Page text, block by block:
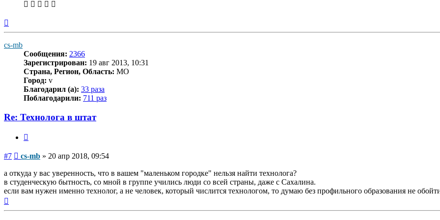
cs-mb
Сообщения: 2366
Зарегистрирован: 19 авг 2013, 10:31
Страна, Регион, Область: MO
Город: v
Благодарил (а): 33 раза
Поблагодарили: 711 раз
Re: Технолога в штат
#7 Сообщение
cs-mb » 20 апр 2018, 09:54
а откуда у вас уверенность, что в вашем "маленьком городке" нельзя найти технолога?
в студенческую бытность, со мной в группе учились люди со всей страны, даже с Сахалина.
если вам нужен именно технолог, а не человек, который числится технологом, то думаю без профильного образования не
к